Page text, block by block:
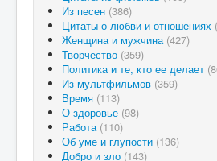
Из песен (386)
Цитаты о любви и отношениях
Женщина и мужчина (427)
Творчество (359)
Политика и те, кто ее делает
Из мультфильмов (359)
Время (113)
О здоровье (98)
Работа (110)
Об уме и глупости (136)
Добро и зло (143)